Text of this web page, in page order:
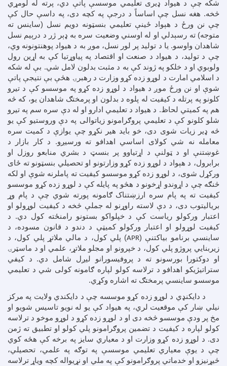
شکه چې د هیواد ډیری تعلیمي موسسې پاتې دي، پرته له لومړي
څخه. هغه نسل چې اساساً د درجې په کچه دی، په داسې حال کې
چې نن ورځ د هېواد ځینې تعلیمي بنسټونه دویم نسل (ساینس ته
متوجه) ته رسېدلي او له اوسني وضعیت سره به ډېر ژر د درېیم نسل
شاهدان واوسو. یا د تولید پر لور نسل، موږ به د هیواد پوهنتونونه وي،
چې د تولید، د هیواد د صنعت او اقتصاد په پیاوړتیا کې به اړین رول
ولوبوي او د خلکو په ژوند کې به د مثبت بدلون لامل شي. بې له شکه
د اسلامي امارت د لوړو زده کړو وزارت د رهبرۍ هڅې بې نتیجې پاتې
شوې او نن ورځ موږ د هیواد د لوړو زده کړو په موسسو کې د تیرو
کلونو په پرتله د کیفیت له پلوه د بدلون او پرمختګ شاهدان یو، که څه
هم په کمیتي لحاظ. د هیواد د تعلیمي ادارو او له دې سره سم په تیرو
شلو کلونو کې د تعلیمي پروګرامونو زیاتوالی په دې وروستیو کې یو
څه ډیر زیات شوی دی، خو باید هیر نکړو چې یوازې د کمیت سره
معامله نه شي کولای اساسي اهدافو ته ورسیږو. د کار بازار د
غوښتنې او د ټولنې د اړتیاوو پر بنسټ د بشري منابعو روزل او
برابرول، د هېواد د لوړو زده کړو وزارتونو او تحصیلي بنسټونو ته ځای
ورکړل شوی، د لوړو زده کړو موسسو کیفیت ته پاملرنه شوې او لکه
څنګه چې د اړوندو اړخونو د هڅو په پایله کې د لوړو زده کړو موسسو
کیفیت ته په پام سره ارزښتناک ګامونه پورته شوي چې د پام وړ
بریالیتوب دی، د دې لاسته راوړنو له جملې څخه د کیفیت لوړولو او
اعتبار ورکولو ریاست کې د خپلواکو بستونو رامنځته کول دي. د
کیفیت لوړولو او اعتبار ورکولو کمیټې د دندو د قانون مسوده، د
ساینسي برنامو بیاکتنې (APR) پلي کول، د مالي ملاتړ پلي کول، د
زیربنایي پروژو پلي کول، د خپرونو او مجلو ملاتړ، علمي او د ماسټرۍ
او دوکتورا بورسونو ته د پروفیسورانو لیږل شامل دي. د کیفي
ستراتیژیکو اهدافو د ترلاسه کولو لپاره ګامونه کولی شي د تعلیمي
موسسو ساینسي پرمختګ ته اشاره وکړي.
د دایکنډي د لوړو زده کړو موسسه چې د دایکندي ولایت په مرکز
نیلي ښار کې موقعیت لري، په هیواد کې یو له نویو تاسیس شویو او
مخ پر ودې موسسو څخه دی او د لوړو زده کړو د لوړو موخو د ترلاسه
کولو لپاره د کیفیت د تضمین پروګرامونو پلي کولو او تطبیق ته ژمن
دی. د لوړو زده کړو وزارت او د معیاري سایز په برخه کې هڅه کوي
چې د یوې معیاري تعلیمي موسسې په توګه په علمي، تحصیلي،
څیړنیزو او خدماتي پروګرامونو کې په ملي او نړیواله کچه ویاړ ترلاسه